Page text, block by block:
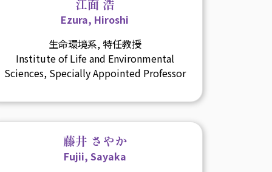
江面 浩
Ezura, Hiroshi
生命環境系, 特任教授
Institute of Life and Environmental
Sciences, Specially Appointed Professor
藤井 さやか
Fujii, Sayaka